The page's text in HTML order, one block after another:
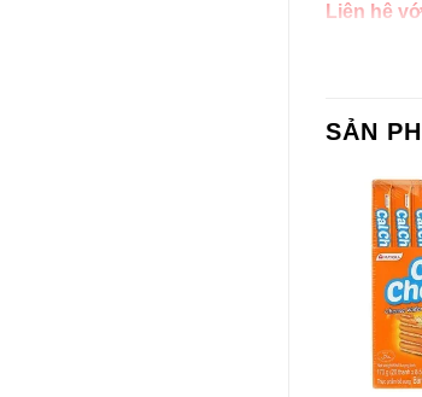
Liên hệ
Tư vấn
Dịch Vụ
SẢN